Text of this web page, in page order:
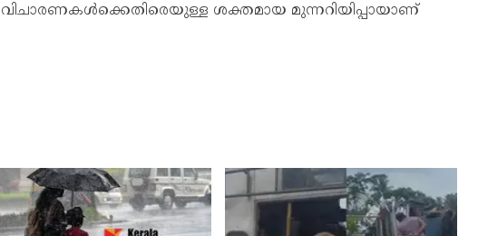
വിചാരണകൾക്കെതിരെയുള്ള ശക്തമായ മുന്നറിയിപ്പായാണ്